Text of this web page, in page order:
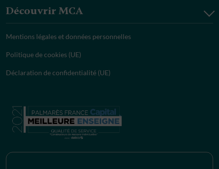
Découvrir MCA
Mentions légales et données personnelles
Politique de cookies (UE)
Déclaration de confidentialité (UE)